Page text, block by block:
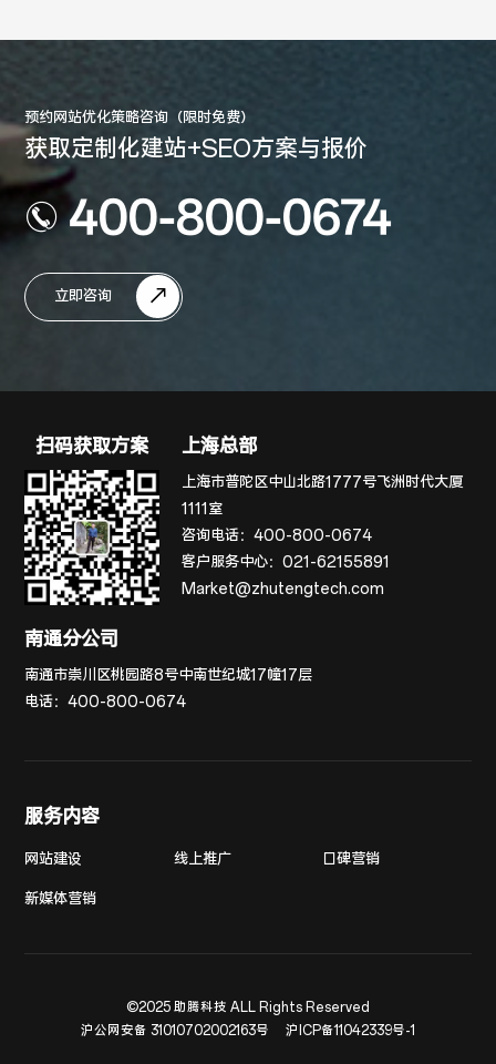
预约网站优化策略咨询（限时免费）
获取定制化建站+SEO方案与报价
400-800-0674
立即咨询
扫码获取方案 上海总部
上海市普陀区中山北路1777号飞洲时代大厦
1111室
咨询电话：400-800-0674
客户服务中心：021-62155891
Market@zhutengtech.com
南通分公司
南通市崇川区桃园路8号中南世纪城17幢17层
电话：400-800-0674
服务内容
网站建设 线上推广 口碑营销
新媒体营销
©2025 助腾科技 ALL Rights Reserved
沪公网安备 31010702002163号
沪ICP备11042339号-1